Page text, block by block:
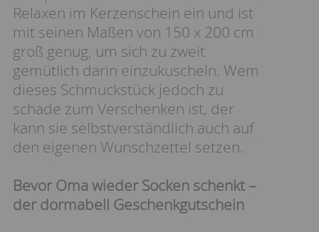
Relaxen im Kerzenschein ein und ist
mit seinen Maßen von 150 x 200 cm
groß genug, um sich zu zweit
gemütlich darin einzukuscheln. Wem
dieses Schmuckstück jedoch zu
schade zum Verschenken ist, der
kann sie selbstverständlich auch auf
den eigenen Wunschzettel setzen.
Bevor Oma wieder Socken schenkt –
der dormabell Geschenkgutschein